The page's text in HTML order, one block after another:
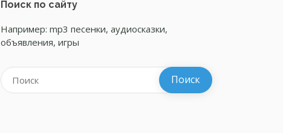
Поиск по сайту
Например: mp3 песенки, аудиосказки,
объявления, игры